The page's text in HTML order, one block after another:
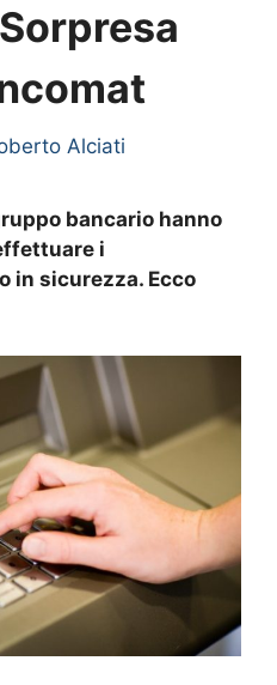
Alciati
bancario hanno
i
in sicurezza. Ecco